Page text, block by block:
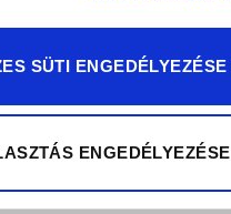
SÜTI ENGEDÉLYEZÉSE
ENGEDÉLYEZÉSE